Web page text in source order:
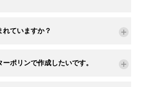
れていますか？
ポリンで作成したいです。